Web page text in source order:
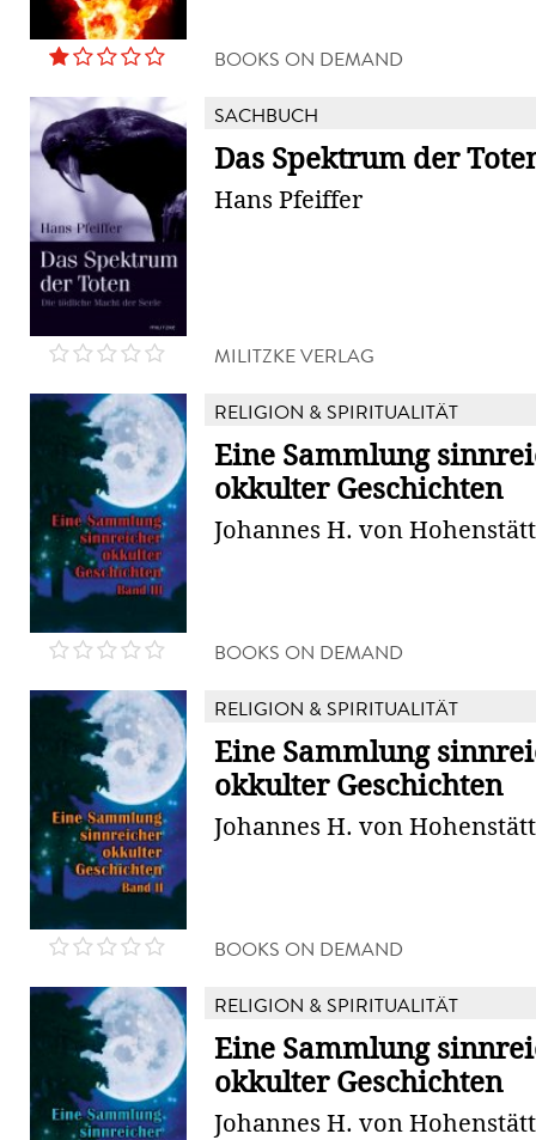
BOOKS ON DEMAND
SACHBUCH
Das Spektrum der
Hans Pfeiffer
MILITZKE VERLAG
RELIGION & SPIRITUALITÄT
Eine Sammlung
okkulter Geschichten
Johannes H. von
BOOKS ON DEMAND
RELIGION & SPIRITUALITÄT
Eine Sammlung
okkulter Geschichten
Johannes H. von
BOOKS ON DEMAND
RELIGION & SPIRITUALITÄT
Eine Sammlung
okkulter Geschichten
Johannes H. von